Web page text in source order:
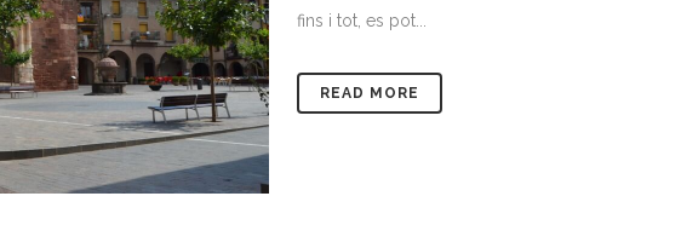
fins i tot, es pot...
READ MORE